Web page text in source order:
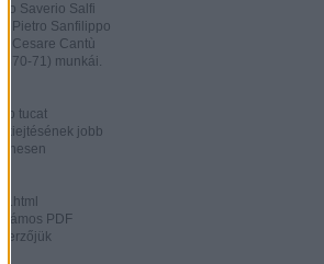
Saverio Salfi
Pietro Sanfilippo
Cesare Cantù
71) munkái.
tucat
kiejtésének jobb
PDF